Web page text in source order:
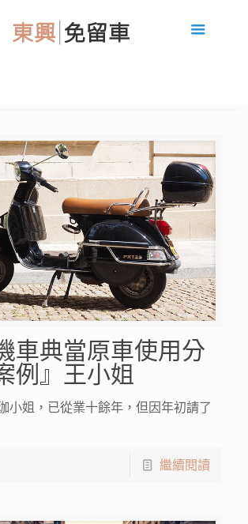
車典當原車使用分
例』王小姐
小姐，已從業十餘年，但因年初請了
繼續閱讀